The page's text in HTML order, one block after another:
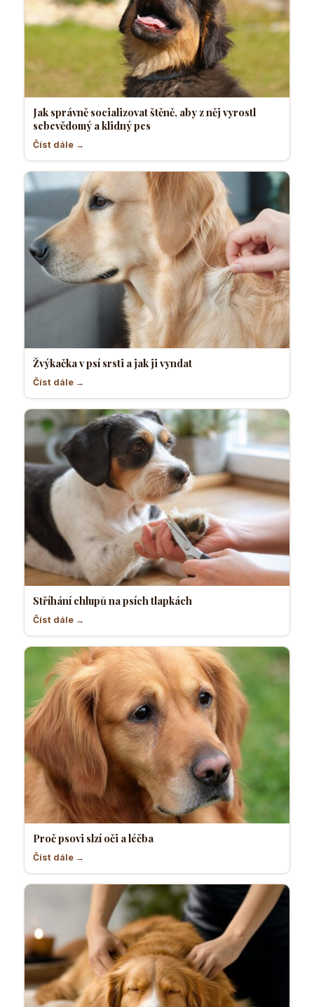
Jak správně socializovat štěně, aby z něj vyrostl
sebevědomý a klidný pes
Číst dále →
Žvýkačka v psí srsti a jak ji vyndat
Číst dále →
Stříhání chlupů na psích tlapkách
Číst dále →
Proč psovi slzí oči a léčba
Číst dále →